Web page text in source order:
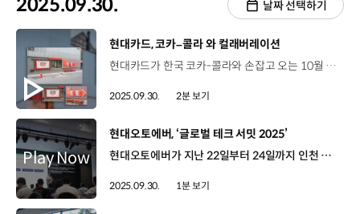
2025.09.30. 날짜 선택하기
[동영상]
현대카드, 코카–콜라 와 컬래버레이션
현대카드가 한국 코카-콜라와 손잡고 오는 10월 26일까지 특별한 팝업 이벤트를 선보입니다. 현대카드 쿠킹 라이브러리에서 열리는 이번 팝업 이벤트는 미식의 즐거움을 통해 고객들의 경험을 더욱 풍부하게 만들기 위해서 진행됐는데요. 1층 ‘델리’에서는 쿠킹 라이브러리의 셰프들이 직접 개발한 한정판 콤보 메뉴 3종과 음료 3종을 선보이고 2층 ‘Cookshop in the Library’에서는 코카-콜라 푸드 레시피와 브랜드의 상징성을 집중적으로 소개하는 레트로한 ‘코카-콜라 키친’ 콘셉트를 소개합니다. 3층 ‘키친’에서는 코카-콜라와 잘 어울리는 버거를 직접 만들어 보는 셀프 쿠킹 프로그램을 운영합니다. 자세한 내용은 현대카드 DIVE 앱에서 확인할 수 있으며, 쿠킹 라이브러리 코카-콜라 스페셜 한정 메뉴는 캐치테이블을 통해서도 예약할 수 있는데요. 캐치테이블을 통해 사전 예약 후 매장에 방문하면 코카-콜라 메뉴 주문 시 굿즈 래플 기회를 드립니다.
2025.09.30. 2분 보기
[동영상]
현대오토에버, ‘글로벌 테크 서밋 2025’
현대오토에버가 지난 22일부터 24일까지 인천 송도 경원재에서 ‘글로벌 테크 서밋 2025’ 행사를 진행했습니다. 본사와 해외법인 임직원 150여 명이 참석한 이번 행사에서는 해외 권역 사례 발표와 시너지 워크숍, 서비스 품질 활용 워크숍 등 다양한 세션을 통해 기술·개발 중심의 상호 협력적 실행 사례와 방안에 대해 논의하는 자리가 마련됐습니다. 또한, 현대오토에버의 현재와 차세대 기술을 만나볼 수 있는 전시 부스를 구성해 다양한 상품과 서비스에 대해 함께 소통하며 실제 업무 협의를 이어가는 기회를 마련했습니다.
2025.09.30. 1분 보기